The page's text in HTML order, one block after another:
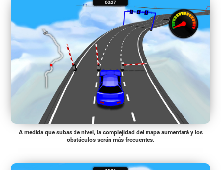
A medida que subas de nivel, la complejidad del mapa aumentará y los
obstáculos serán más frecuentes.